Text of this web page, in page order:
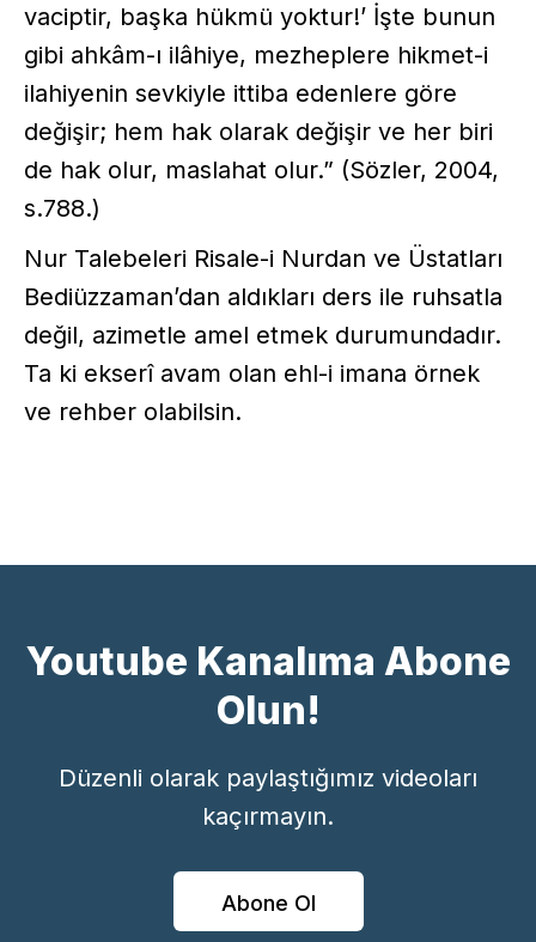
vaciptir, başka hükmü yoktur!’ İşte bunun
gibi ahkâm-ı ilâhiye, mezheplere hikmet-i
ilahiyenin sevkiyle ittiba edenlere göre
değişir; hem hak olarak değişir ve her biri
de hak olur, maslahat olur.” (Sözler, 2004,
s.788.)
Nur Talebeleri Risale-i Nurdan ve Üstatları
Bediüzzaman’dan aldıkları ders ile ruhsatla
değil, azimetle amel etmek durumundadır.
Ta ki ekserî avam olan ehl-i imana örnek
ve rehber olabilsin.
Youtube Kanalıma Abone
Olun!
Düzenli olarak paylaştığımız videoları
kaçırmayın.
Abone Ol